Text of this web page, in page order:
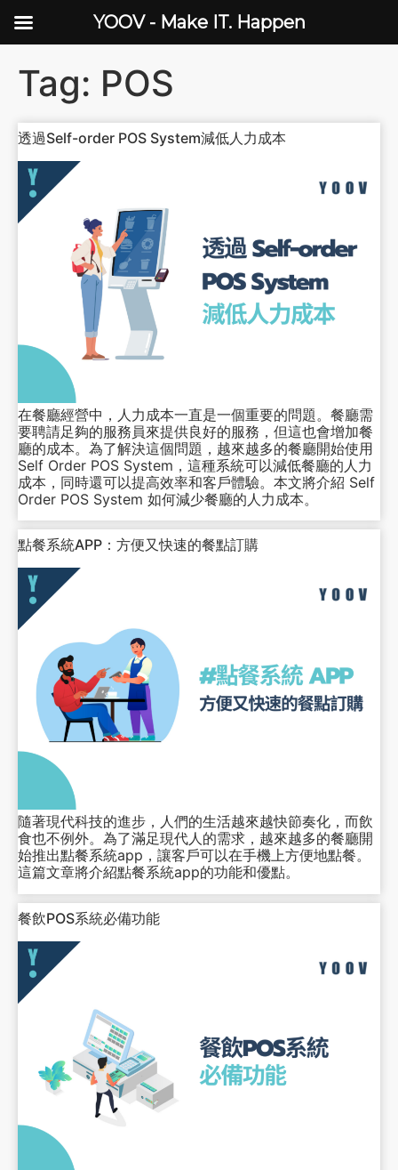
Tag: POS
透過Self-order POS System減低人力成本
在餐廳經營中，人力成本一直是一個重要的問題。餐廳需
要聘請足夠的服務員來提供良好的服務，但這也會增加餐
廳的成本。為了解決這個問題，越來越多的餐廳開始使用
Self Order POS System，這種系統可以減低餐廳的人力
成本，同時還可以提高效率和客戶體驗。本文將介紹 Self
Order POS System 如何減少餐廳的人力成本。
點餐系統APP：方便又快速的餐點訂購
隨著現代科技的進步，人們的生活越來越快節奏化，而飲
食也不例外。為了滿足現代人的需求，越來越多的餐廳開
始推出點餐系統app，讓客戶可以在手機上方便地點餐。
這篇文章將介紹點餐系統app的功能和優點。
餐飲POS系統必備功能
YOOV - Make IT. Happen